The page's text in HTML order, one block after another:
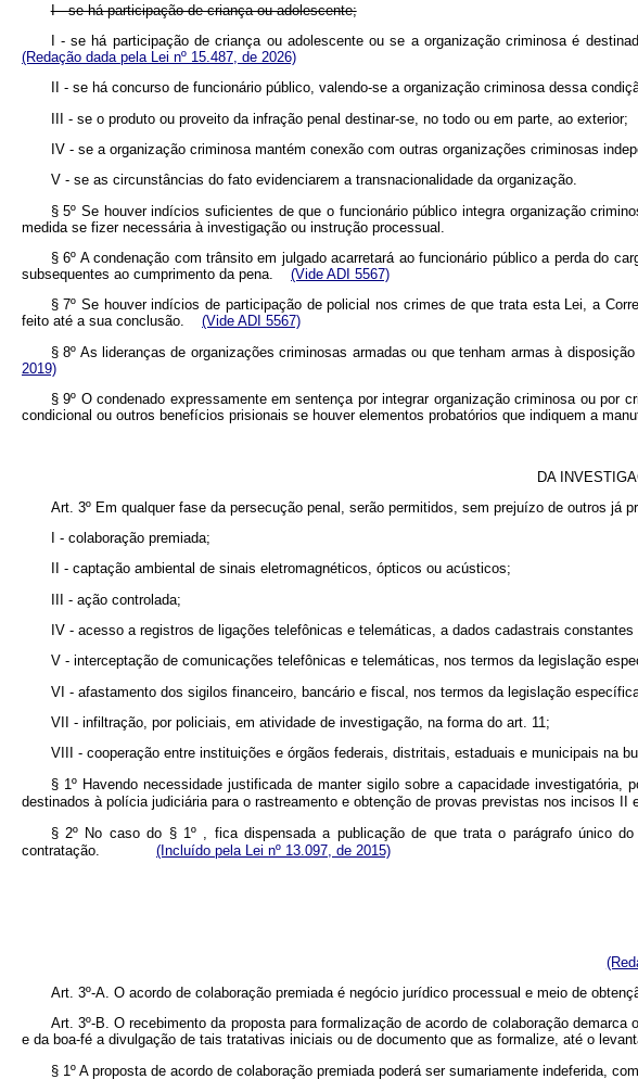
I - se há participação de criança ou adolescente;
I - se há participação de criança ou adolescente ou se a organização criminosa é
(Redação dada pela Lei nº 15.487, de 2026)
II - se há concurso de funcionário público, valendo-se a organização criminosa dessa
III - se o produto ou proveito da infração penal destinar-se, no todo ou em parte, ao exterior;
IV - se a organização criminosa mantém conexão com outras organizações criminosas
V - se as circunstâncias do fato evidenciarem a transnacionalidade da organização.
§ 5º Se houver indícios suficientes de que o funcionário público integra organização
medida se fizer necessária à investigação ou instrução processual.
§ 6º A condenação com trânsito em julgado acarretará ao funcionário público a perda do
subsequentes ao cumprimento da pena. (Vide ADI 5567)
§ 7º Se houver indícios de participação de policial nos crimes de que trata esta Lei, a
feito até a sua conclusão. (Vide ADI 5567)
§ 8º As lideranças de organizações criminosas armadas ou que tenham armas à
2019)
§ 9º O condenado expressamente em sentença por integrar organização criminosa ou por
condicional ou outros benefícios prisionais se houver elementos probatórios que indiquem a
DA
Art. 3º Em qualquer fase da persecução penal, serão permitidos, sem prejuízo de outros já
I - colaboração premiada;
II - captação ambiental de sinais eletromagnéticos, ópticos ou acústicos;
III - ação controlada;
IV - acesso a registros de ligações telefônicas e telemáticas, a dados cadastrais
V - interceptação de comunicações telefônicas e telemáticas, nos termos da legislação
VI - afastamento dos sigilos financeiro, bancário e fiscal, nos termos da legislação
VII - infiltração, por policiais, em atividade de investigação, na forma do art. 11;
VIII - cooperação entre instituições e órgãos federais, distritais, estaduais e municipais na
§ 1º Havendo necessidade justificada de manter sigilo sobre a capacidade
destinados à polícia judiciária para o rastreamento e obtenção de provas previstas nos
§ 2º No caso do § 1º , fica dispensada a publicação de que trata o parágrafo único do
contratação. (Incluído pela Lei nº 13.097, de 2015)
Art. 3º-A. O acordo de colaboração premiada é negócio jurídico processual e meio de
Art. 3º-B. O recebimento da proposta para formalização de acordo de colaboração
e da boa-fé a divulgação de tais tratativas iniciais ou de documento que as formalize, até o
§ 1º A proposta de acordo de colaboração premiada poderá ser sumariamente indeferida,